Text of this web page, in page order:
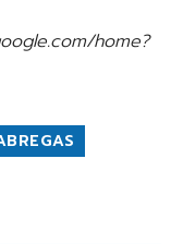
home?